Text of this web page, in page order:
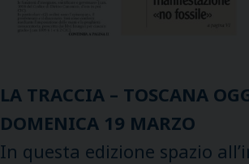
LA TRACCIA – TOSCANA
DOMENICA 19 MARZO
In questa edizione spazio